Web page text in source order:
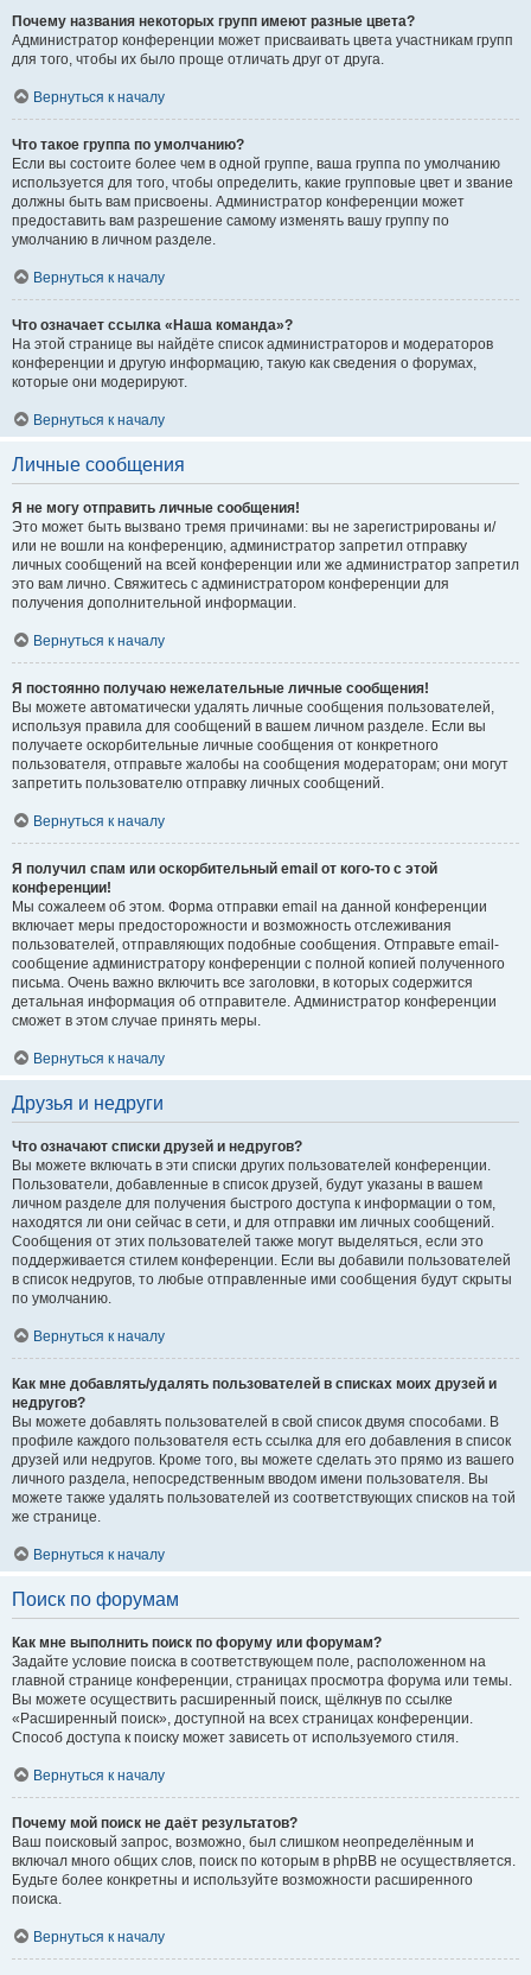
Почему названия некоторых групп имеют разные цвета?
Администратор конференции может присваивать цвета участникам групп
для того, чтобы их было проще отличать друг от друга.
Вернуться к началу
Что такое группа по умолчанию?
Если вы состоите более чем в одной группе, ваша группа по умолчанию
используется для того, чтобы определить, какие групповые цвет и звание
должны быть вам присвоены. Администратор конференции может
предоставить вам разрешение самому изменять вашу группу по
умолчанию в личном разделе.
Вернуться к началу
Что означает ссылка «Наша команда»?
На этой странице вы найдёте список администраторов и модераторов
конференции и другую информацию, такую как сведения о форумах,
которые они модерируют.
Вернуться к началу
Личные сообщения
Я не могу отправить личные сообщения!
Это может быть вызвано тремя причинами: вы не зарегистрированы и/
или не вошли на конференцию, администратор запретил отправку
личных сообщений на всей конференции или же администратор запретил
это вам лично. Свяжитесь с администратором конференции для
получения дополнительной информации.
Вернуться к началу
Я постоянно получаю нежелательные личные сообщения!
Вы можете автоматически удалять личные сообщения пользователей,
используя правила для сообщений в вашем личном разделе. Если вы
получаете оскорбительные личные сообщения от конкретного
пользователя, отправьте жалобы на сообщения модераторам; они могут
запретить пользователю отправку личных сообщений.
Вернуться к началу
Я получил спам или оскорбительный email от кого-то с этой
конференции!
Мы сожалеем об этом. Форма отправки email на данной конференции
включает меры предосторожности и возможность отслеживания
пользователей, отправляющих подобные сообщения. Отправьте email-
сообщение администратору конференции с полной копией полученного
письма. Очень важно включить все заголовки, в которых содержится
детальная информация об отправителе. Администратор конференции
сможет в этом случае принять меры.
Вернуться к началу
Друзья и недруги
Что означают списки друзей и недругов?
Вы можете включать в эти списки других пользователей конференции.
Пользователи, добавленные в список друзей, будут указаны в вашем
личном разделе для получения быстрого доступа к информации о том,
находятся ли они сейчас в сети, и для отправки им личных сообщений.
Сообщения от этих пользователей также могут выделяться, если это
поддерживается стилем конференции. Если вы добавили пользователей
в список недругов, то любые отправленные ими сообщения будут скрыты
по умолчанию.
Вернуться к началу
Как мне добавлять/удалять пользователей в списках моих друзей и
недругов?
Вы можете добавлять пользователей в свой список двумя способами. В
профиле каждого пользователя есть ссылка для его добавления в список
друзей или недругов. Кроме того, вы можете сделать это прямо из вашего
личного раздела, непосредственным вводом имени пользователя. Вы
можете также удалять пользователей из соответствующих списков на той
же странице.
Вернуться к началу
Поиск по форумам
Как мне выполнить поиск по форуму или форумам?
Задайте условие поиска в соответствующем поле, расположенном на
главной странице конференции, страницах просмотра форума или темы.
Вы можете осуществить расширенный поиск, щёлкнув по ссылке
«Расширенный поиск», доступной на всех страницах конференции.
Способ доступа к поиску может зависеть от используемого стиля.
Вернуться к началу
Почему мой поиск не даёт результатов?
Ваш поисковый запрос, возможно, был слишком неопределённым и
включал много общих слов, поиск по которым в phpBB не осуществляется.
Будьте более конкретны и используйте возможности расширенного
поиска.
Вернуться к началу